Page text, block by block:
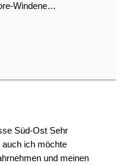
Windene…
Süd-Ost Sehr
ich möchte
und meinen